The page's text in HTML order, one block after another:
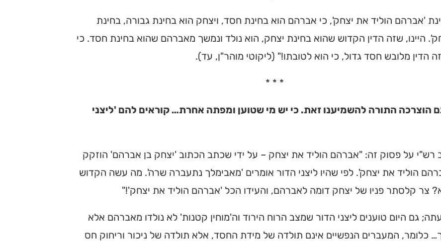
'אברהם הוליד את יצחק', כי אברהם הוא בחינת חסד, ויצחק הוא בחינת גבורה, בחינת
היינו, שזה הדין הקדוש שהוא בחינת יצחק, הוא נולד ונמשך מאברהם שהוא בחינת חסד. כי
הדין מלובש חסד גדול, כי הוא לטובתו!" (ליקוטי מוהר"ן, עד).
* * *
הוצרכה התורה להשמיענו זאת. כי יש מי שטוען ומפתה אחרת… קוראים להם 'ליצני
רש"י על פסוק זה: "אברהם הוליד את יצחק – על ידי שכתב הכתוב 'יצחק בן אברהם' הוזקק
הוליד את יצחק'. לפי שהיו ליצני הדור אומרים 'מאבימלך נתעברה שרה'. מה עשה הקדוש
צר קלסתר פניו של יצחק דומה לאברהם, והעידו הכל 'אברהם הוליד את יצחק'!"
גם היום טוענים ליצני הדור שמצב הרוח הירוד וה'מוחין קטנות' לא נולדו מאברהם אלא
כלומר, המעברים הנפשיים אינם תולדה של מידת החסד, אלא תולדה של ניכור וריחוק חס